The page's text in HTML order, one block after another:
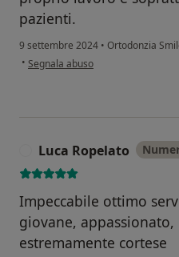
pazienti.
9 settembre 2024 • Ortodonzia
• secondo l'opinione dell'utente Iulia
Segnala abuso
Luca Ropelato
Impeccabile ottimo
giovane,
estremamente cortese